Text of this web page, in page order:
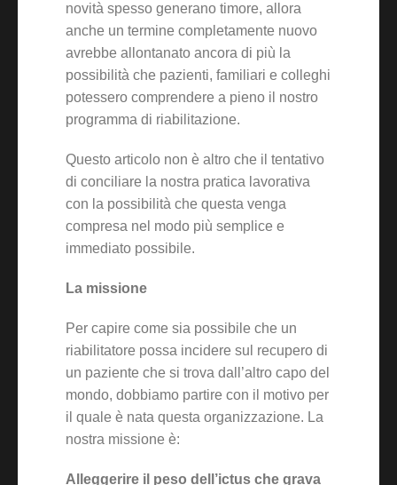
novità spesso generano timore, allora
anche un termine completamente nuovo
avrebbe allontanato ancora di più la
possibilità che pazienti, familiari e colleghi
potessero comprendere a pieno il nostro
programma di riabilitazione.
Questo articolo non è altro che il tentativo
di conciliare la nostra pratica lavorativa
con la possibilità che questa venga
compresa nel modo più semplice e
immediato possibile.
La missione
Per capire come sia possibile che un
riabilitatore possa incidere sul recupero di
un paziente che si trova dall’altro capo del
mondo, dobbiamo partire con il motivo per
il quale è nata questa organizzazione. La
nostra missione è:
Alleggerire il peso dell’ictus che grava